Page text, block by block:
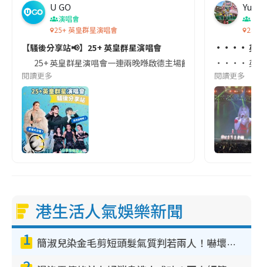
U GO
演唱會
25+ 英皇群星演唱會
【騷後分享站📢】25+ 英皇群星演唱會
25+ 英皇群星演唱會一連兩晚喺啟德主場館舉行！今次齊集
閱讀更多
25+
•••• 英皇
•••• 英皇
閱讀更多
港生活人氣娛樂新聞
1 簡淑兒染金毛剪短頭髮氣質判若兩人！嚇壞老公麥大力都認唔出：「你做咩事？」